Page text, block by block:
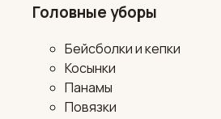
Головные уборы
Бейсболки и кепки
Косынки
Панамы
Повязки